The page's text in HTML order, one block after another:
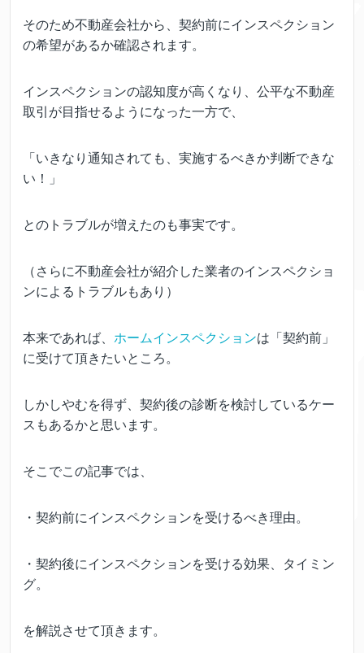
そのため不動産会社から、契約前にインスペクション
の希望があるか確認されます。
インスペクションの認知度が高くなり、公平な不動産
取引が目指せるようになった一方で、
「いきなり通知されても、実施するべきか判断できな
い！」
とのトラブルが増えたのも事実です。
（さらに不動産会社が紹介した業者のインスペクショ
ンによるトラブルもあり）
本来であれば、 ホームインスペクションは「契約前」
に受けて頂きたいところ。
しかしやむを得ず、契約後の診断を検討しているケー
スもあるかと思います。
そこでこの記事では、
・契約前にインスペクションを受けるべき理由。
・契約後にインスペクションを受ける効果、タイミン
グ。
を解説させて頂きます。